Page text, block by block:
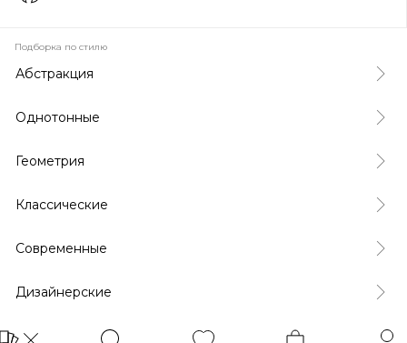
Подборка по стилю
Абстракция
Однотонные
Геометрия
Классические
Современные
Дизайнерские